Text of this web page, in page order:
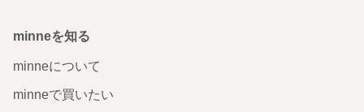
minneを知る
minneについて
minneで買いたい